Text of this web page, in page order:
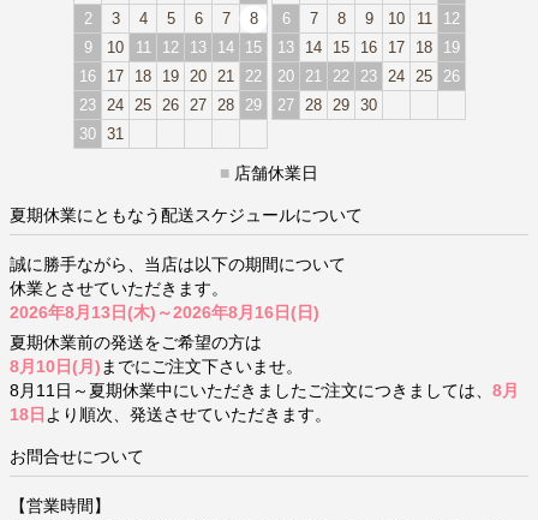
2
3 4 5 6 7
8
9
10 11 12 13 14
15
16
17 18 19 20 21
22
23 24 25 26 27 28
29
30 31
6
7 8 9 10 11
12
13
14 15 16 17 18
19
20
21 22 23 24 25
26
27 28 29 30
■ 店舗休業日
夏期休業にともなう配送スケジュールについて
誠に勝手ながら、当店は以下の期間について
休業とさせていただきます。
2026年8月13日(木)～2026年8月16日(日)
夏期休業前の発送をご希望の方は
8月10日(月) までにご注文下さいませ。
8月11日～夏期休業中にいただきましたご注文につきましては、 8月
18日 より順次、発送させていただきます。
お問合せについて
【営業時間】